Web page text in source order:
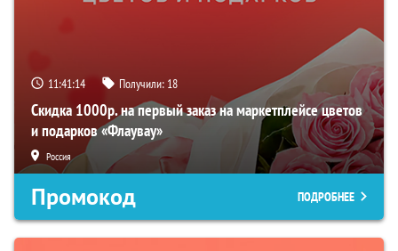
11:41:12 Получили: 18
Скидка 1000р. на первый заказ на маркетплейсе цветов
и подарков «Флаувау»
Россия
Промокод ПОДРОБНЕЕ